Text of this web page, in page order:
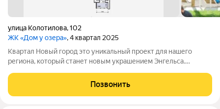
улица Колотилова,102
ЖК «Дом у озера», 4 квартал 2025
Квартал Новый город это уникальный проект для нашего
региона, который станет новым украшением Энгельса.
современные дизайны фасадов, функциональные планировки,
лаконичные формы, яркие акценты,
Позвонить